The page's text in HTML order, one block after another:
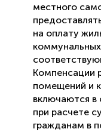
местного
на оплату
Компенсации
помещений и
включаются в
при расчете
гражданам в